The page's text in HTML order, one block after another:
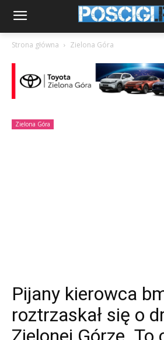
Strona główna Zielona Góra
Zielona Góra
Pijany kierowca
roztrzaskał się o